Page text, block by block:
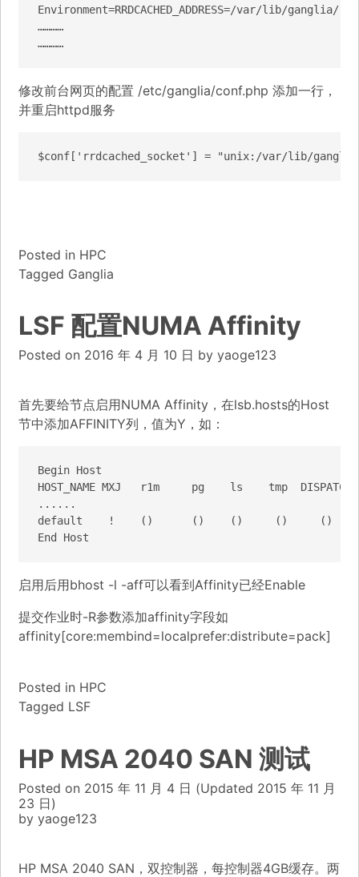
Environment=RRDCACHED_ADDRESS=/var/lib/ganglia/
…………
…………
修改前台网页的配置 /etc/ganglia/conf.php 添加一行，
并重启httpd服务
$conf['rrdcached_socket'] = "unix:/var/lib/
Posted in HPC
Tagged Ganglia
LSF 配置NUMA Affinity
Posted on 2016 年 4 月 10 日 by yaoge123
首先要给节点启用NUMA Affinity，在lsb.hosts的Host
节中添加AFFINITY列，值为Y，如：
Begin Host
HOST_NAME MXJ   r1m     pg    ls    tmp
......
default    !    ()      ()    ()     ()
启用后用bhost -l -aff可以看到Affinity已经Enable
提交作业时-R参数添加affinity字段如
affinity[core:membind=localprefer:distribute=pack]
Posted in HPC
Tagged LSF
HP MSA 2040 SAN 测试
Posted on 2015 年 11 月 4 日 (Updated 2015 年 11 月
23 日)
by yaoge123
HP MSA 2040 SAN，双控制器，每控制器4GB缓存。两